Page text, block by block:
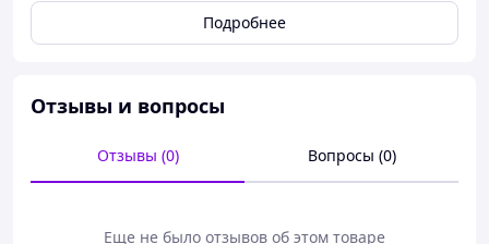
прочности, удобству и тактическому дизайну вы готовы
к любым задачам и миссиям.
Система Гидратации:
Встроенная система для гидратации позволяет
оставаться увлажненными даже в самых
экстремальных условиях.
Специальные крепления и карманы для
Подробнее
Отзывы и вопросы
Отзывы (0) Вопросы (0)
Еще не было отзывов об этом товаре